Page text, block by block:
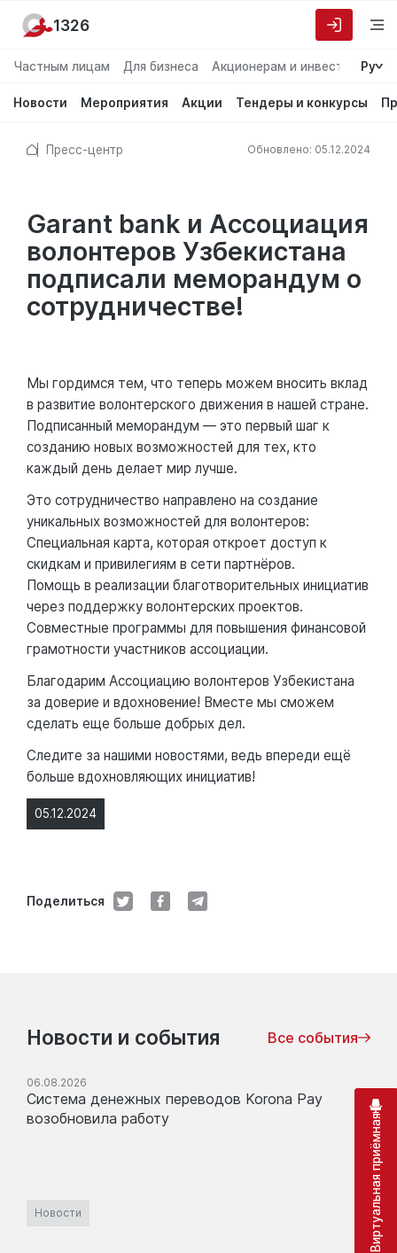
Частным лицам Для бизнеса Акционерам и инвесторам
Ру
Новости Мероприятия Акции Тендеры и конкурсы
1326
Пресс-центр Обновлено: 05.12.2024
Garant bank и Ассоциация
волонтеров Узбекистана
подписали меморандум о
сотрудничестве!
05.12.2024
Поделиться
Мы гордимся тем, что теперь можем вносить вклад
в развитие волонтерского движения в нашей стране.
Подписанный меморандум — это первый шаг к
созданию новых возможностей для тех, кто
каждый день делает мир лучше.
Это сотрудничество направлено на создание
уникальных возможностей для волонтеров:
Специальная карта, которая откроет доступ к
скидкам и привилегиям в сети партнёров.
Помощь в реализации благотворительных инициатив
через поддержку волонтерских проектов.
Совместные программы для повышения финансовой
грамотности участников ассоциации.
Благодарим Ассоциацию волонтеров Узбекистана
за доверие и вдохновение! Вместе мы сможем
сделать еще больше добрых дел.
Следите за нашими новостями, ведь впереди ещё
больше вдохновляющих инициатив!
Новости и события Все события
06.08.2026
Система денежных переводов Korona Pay
возобновила работу
Новости Виртуальная приёмная